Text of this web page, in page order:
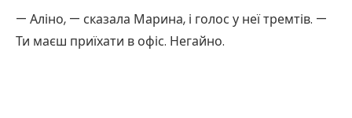
— Аліно, — сказала Марина, і голос у неї тремтів. —
Ти маєш приїхати в офіс. Негайно.